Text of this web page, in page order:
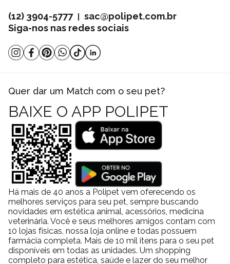
(12) 3904-5777| sac@polipet.com.br
Siga-nos nas redes sociais
Quer dar um Match com o seu pet?
BAIXE O APP POLIPET
Há mais de 40 anos a Polipet vem oferecendo os
melhores serviços para seu pet, sempre buscando
novidades em estética animal, acessórios, medicina
veterinária. Você e seus melhores amigos contam com
10 lojas físicas, nossa loja online e todas possuem
farmácia completa. Mais de 10 mil itens para o seu pet
disponíveis em todas as unidades. Um shopping
completo para estética, saúde e lazer do seu melhor